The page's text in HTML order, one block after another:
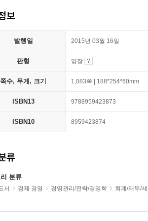
보
발행일 2015년 03월 16일
판형 양장
쪽수, 무게, 크기 1,083쪽 | 188*254*60mm
ISBN13 9788959423873
ISBN10 8959423874
류
분류
서 경제 경영 경영관리/전략/경영학 회계/재무/